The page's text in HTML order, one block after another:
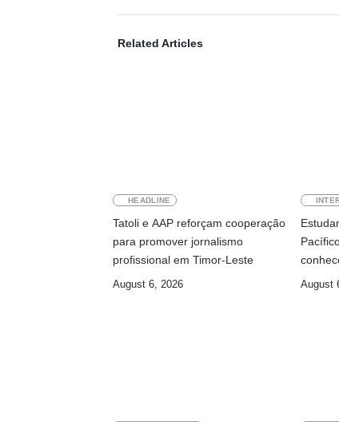
Related Articles
HEADLINE
Tatoli e AAP reforçam cooperação
para promover jornalismo
profissional em Timor-Leste
August 6, 2026 August